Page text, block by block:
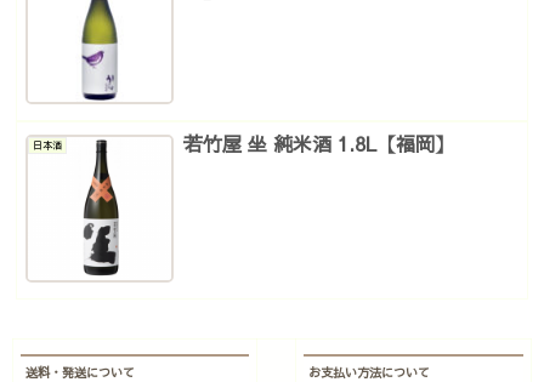
日本酒 若竹屋 坐 純米酒 1.8L【福岡】
送料・発送について お支払い方法について